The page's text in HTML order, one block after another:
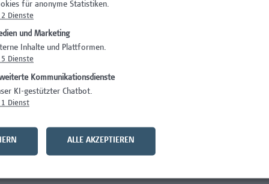
von 39 Wochenstunden
der Hochschule Campus Wien und hängt von den
Mindestentgelt beträgt EUR 3.764,-- brutto monatlich
5 anrechenbaren Berufsjahren) - die Hochschule Campus
für anonyme Statistiken.
2 Dienste
und Marketing
Inhalte und Plattformen.
5 Dienste
Kommunikationsdienste
KI-gestützter Chatbot.
1 Dienst
ALLE AKZEPTIEREN